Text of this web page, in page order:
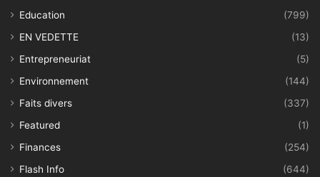
Education
(799)
EN VEDETTE
(13)
Entrepreneuriat
(5)
Environnement
(144)
Faits divers
(337)
Featured
(1)
Finances
(254)
Flash Info
(644)